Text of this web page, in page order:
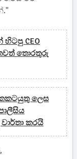
හිටපු CEO
තොරතුරු
ලෙස
කරයි